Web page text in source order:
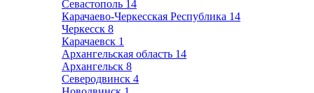
Севастополь 14
Карачаево-Черкесская Республика 14
Черкесск 8
Карачаевск 1
Архангельская область 14
Архангельск 8
Северодвинск 4